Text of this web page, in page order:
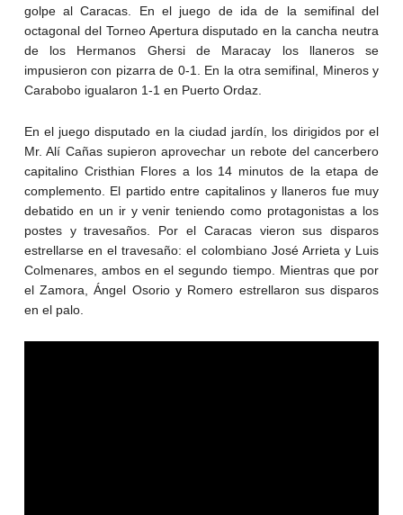
golpe al Caracas. En el juego de ida de la semifinal del
octagonal del Torneo Apertura disputado en la cancha neutra
de los Hermanos Ghersi de Maracay los llaneros se
impusieron con pizarra de 0-1. En la otra semifinal, Mineros y
Carabobo igualaron 1-1 en Puerto Ordaz.
En el juego disputado en la ciudad jardín, los dirigidos por el
Mr. Alí Cañas supieron aprovechar un rebote del cancerbero
capitalino Cristhian Flores a los 14 minutos de la etapa de
complemento. El partido entre capitalinos y llaneros fue muy
debatido en un ir y venir teniendo como protagonistas a los
postes y travesaños. Por el Caracas vieron sus disparos
estrellarse en el travesaño: el colombiano José Arrieta y Luis
Colmenares, ambos en el segundo tiempo. Mientras que por
el Zamora, Ángel Osorio y Romero estrellaron sus disparos
en el palo.